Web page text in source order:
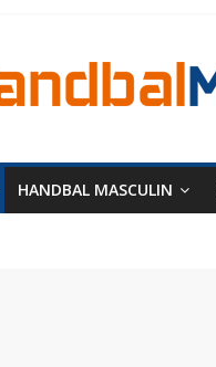
HANDBAL MASCULIN